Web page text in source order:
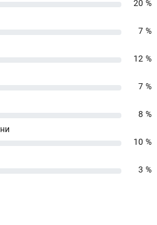
20 %
7 %
12 %
7 %
8 %
10 %
3 %